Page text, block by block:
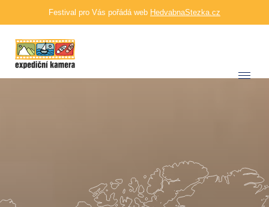
Festival pro Vás pořádá web HedvabnaStezka.cz